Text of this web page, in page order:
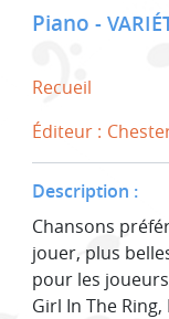
Piano
Recueil
Éditeur :
Description :
Chansons
jouer, plus
pour les
Girl In The